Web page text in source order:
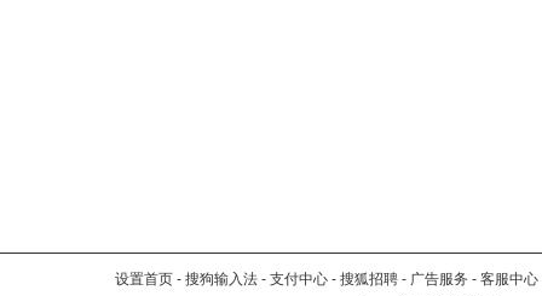
设置首页 - 搜狗输入法 - 支付中心 - 搜狐招聘 - 广告服务 - 客服中心